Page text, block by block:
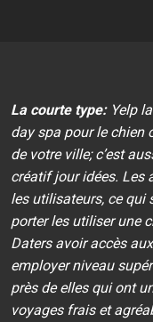
La courte type: Yelp
day spa pour le chien
de votre ville; c’est
créatif jour idées. Les
les utilisateurs, ce qui
porter les utiliser une
Daters avoir accès
employer niveau
près de elles qui ont
voyages frais et